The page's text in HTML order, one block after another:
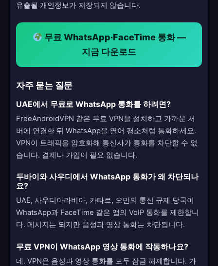
유출될 개인정보가 저장되지 않습니다.
무료 WhatsApp·FaceTime 통화 —
지금 다운로드
자주 묻는 질문
UAE에서 무료로 WhatsApp 통화를 하려면?
FreeAndroidVPN 같은 무료 VPN을 설치하고 가까운 서
버에 연결한 뒤 WhatsApp을 열어 평소처럼 통화하세요.
VPN이 트래픽을 암호화해 통신사가 통화를 차단할 수 없
습니다. 결제나 가입이 필요 없습니다.
두바이와 사우디에서 WhatsApp 통화가 왜 차단되나
요?
UAE, 사우디아라비아, 카타르, 오만의 통신 규제 당국이
WhatsApp과 FaceTime 같은 앱의 VoIP 통화를 제한합니
다. 메시지는 되지만 음성과 영상 통화는 차단됩니다.
무료 VPN이 WhatsApp 영상 통화에 작동하나요?
네. VPN은 음성과 영상 통화를 모두 잠금 해제합니다. 가